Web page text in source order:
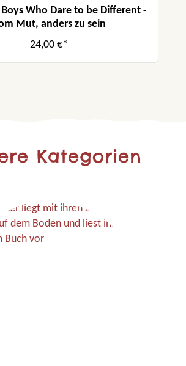
Who Dare to be Different -
Mut, anders zu sein
24,00 €*
Kategorien